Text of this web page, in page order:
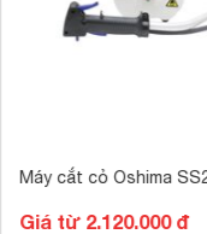
Máy cắt cỏ Oshima
Giá từ 2.120.000 đ